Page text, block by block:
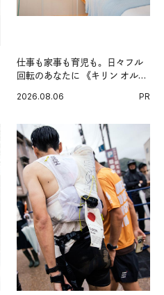
仕事も家事も育児も。日々フル
回転のあなたに 《キリン オルニ
2026.08.06 PR